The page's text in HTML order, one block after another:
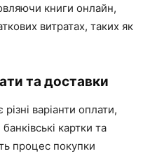
книги онлайн,
витратах, таких як
та доставки
варіанти оплати,
картки та
процес покупки